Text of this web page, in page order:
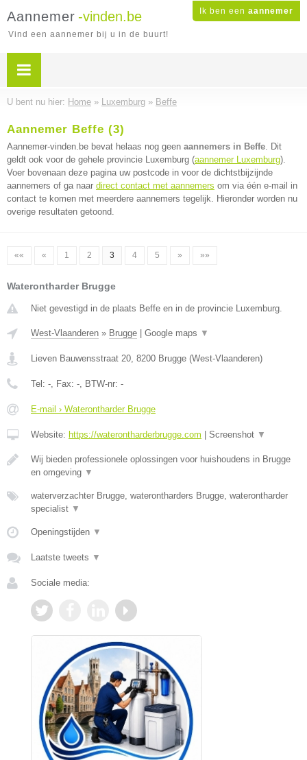
Ik ben een aannemer
Aannemer -vinden.be
Vind een aannemer bij u in de buurt!
U bent nu hier: Home » Luxemburg » Beffe
Aannemer Beffe (3)
Aannemer-vinden.be bevat helaas nog geen aannemers in Beffe. Dit
geldt ook voor de gehele provincie Luxemburg (aannemer Luxemburg).
Voer bovenaan deze pagina uw postcode in voor de dichtstbijzijnde
aannemers of ga naar direct contact met aannemers om via één e-mail in
contact te komen met meerdere aannemers tegelijk. Hieronder worden nu
overige resultaten getoond.
«« « 1 2 3 4 5 » »»
Waterontharder Brugge
Niet gevestigd in de plaats Beffe en in de provincie Luxemburg.
West-Vlaanderen » Brugge Google maps ▼
Lieven Bauwensstraat 20, 8200 Brugge (West-Vlaanderen)
Tel: -, Fax: -, BTW-nr: -
E-mail › Waterontharder Brugge
Website: https://waterontharderbrugge.com Screenshot ▼
Wij bieden professionele oplossingen voor huishoudens in Brugge
en omgeving ▼
waterverzachter Brugge, waterontharders Brugge, waterontharder
specialist ▼
Openingstijden ▼
Laatste tweets ▼
Sociale media: